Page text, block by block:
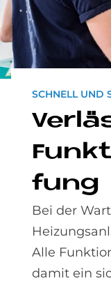
SCHNELL UND
fung
Bei der
Alle
damit ein